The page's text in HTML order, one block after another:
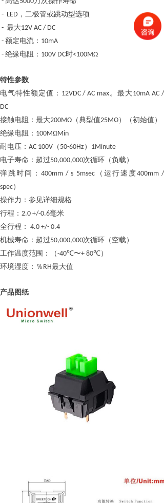
- LED ，二极管或跳动型选项
- 最大12V AC / DC
- 额定电流： 10mA
- 绝缘电阻： 100V DC时<100MΩ
特性参数
电气特性额定值： 12VDC / AC max。最大10mA AC /
DC
接触电阻 ： 最大200MΩ （典型值25MΩ）（初始值）
绝缘电阻 ： 100MΩMin
耐电压 ： AC 100V （ 50-60Hz ） 1Minute
电子寿命 ： 超过50,000,000次循环（负载）
弹跳时间
：400mm / s 5msec（运行速度400mm /
spec）
操作力 ： 参见详细规格
行程 ： 2.0 +/-0.6毫米
全行程： 4.0 +/- 0.4
机械寿命 ： 超过50,000,000次循环（空载）
工作温度范围 ： （-40℃〜+ 80℃）
环境湿度 ： ％ RH最大值
产品图纸